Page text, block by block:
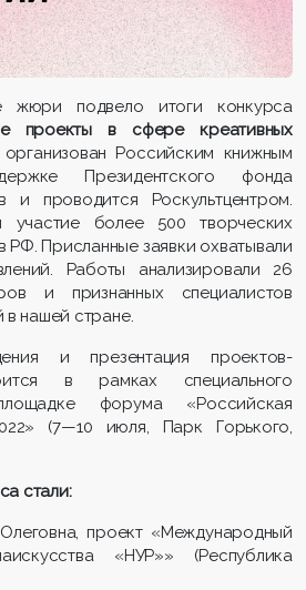
жюри подвело итоги конкурса
проекты в сфере креативных
Российским книжным
Президентского фонда
и проводится Роскультцентром.
участие более 500 творческих
РФ. Присланные заявки охватывали
Работы анализировали 26
и признанных специалистов
в нашей стране.
и презентация проектов-
в рамках специального
форума «Российская
(7—10 июля, Парк Горького,
стали:
проект «Международный
«НУР»» (Республика